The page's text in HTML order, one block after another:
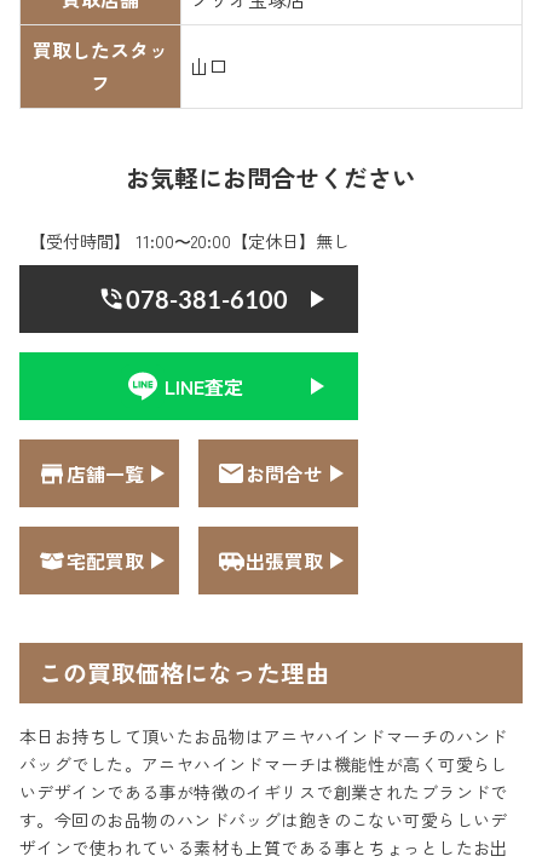
買取したスタッ
フ
山口
お気軽にお問合せください
【受付時間】 11:00〜20:00【定休日】無し
078-381-6100
LINE査定
店舗一覧 お問合せ
宅配買取 出張買取
この買取価格になった理由
本日お持ちして頂いたお品物はアニヤハインドマーチのハンド
バッグでした。アニヤハインドマーチは機能性が高く可愛らし
いデザインである事が特徴のイギリスで創業されたブランドで
す。今回のお品物のハンドバッグは飽きのこない可愛らしいデ
ザインで使われている素材も上質である事とちょっとしたお出